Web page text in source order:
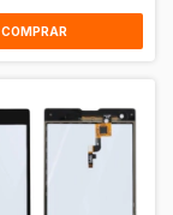
COMPRAR